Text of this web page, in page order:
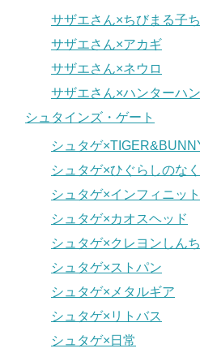
サザエさん×ちびまる子
サザエさん×アカギ
サザエさん×ネウロ
サザエさん×ハンターハ
シュタインズ・ゲート
シュタゲ
シュタゲ×ひぐらしのな
シュタゲ×インフィニッ
シュタゲ×カオスヘッド
シュタゲ×クレヨンしん
シュタゲ×ストパン
シュタゲ×メタルギア
シュタゲ×リトバス
シュタゲ×日常